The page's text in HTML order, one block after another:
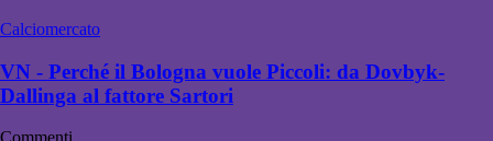
Calciomercato
VN - Perché il Bologna vuole Piccoli: da Dovbyk-
Dallinga al fattore Sartori